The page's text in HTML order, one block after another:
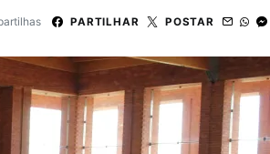
PARTILHAR POSTAR